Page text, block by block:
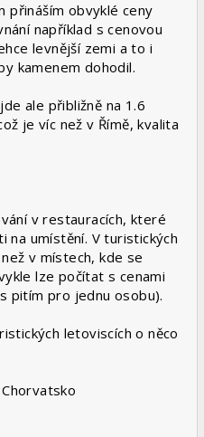
přináším obvyklé ceny
například s cenovou
levnější zemi a to i
kamenem dohodil.
ale přibližně na 1.6
je víc než v Římě, kvalita
v restauracích, které
na umístění. V turistických
v místech, kde se
lze počítat s cenami
pitím pro jednu osobu).
letoviscích o něco